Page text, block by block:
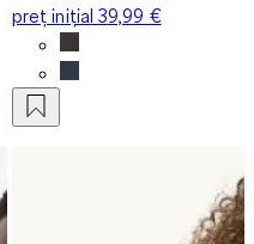
preț inițial39,99 €